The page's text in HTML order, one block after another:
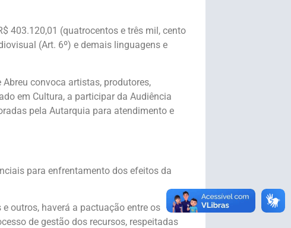
403.120,01 (quatrocentos e três mil, cento
(Art. 6º) e demais linguagens e
convoca artistas, produtores,
em Cultura, a participar da Audiência
pela Autarquia para atendimento e
para enfrentamento dos efeitos da
outros, haverá a pactuação entre os
de gestão dos recursos, respeitadas